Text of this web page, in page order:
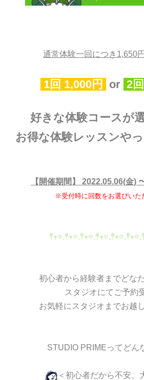
通常体験一回につき1,650
1回 1,000円 or 2
好きな体験コースが
お得な体験レッスンや
【開催期間】 2022.05.06(金)
※受付時に回数をお選びいた
初心者から経験者までどな
スタジオにてご予約
お気軽にスタジオまでお越
STUDIO PRIMEってどん
＜初心者だから不安、